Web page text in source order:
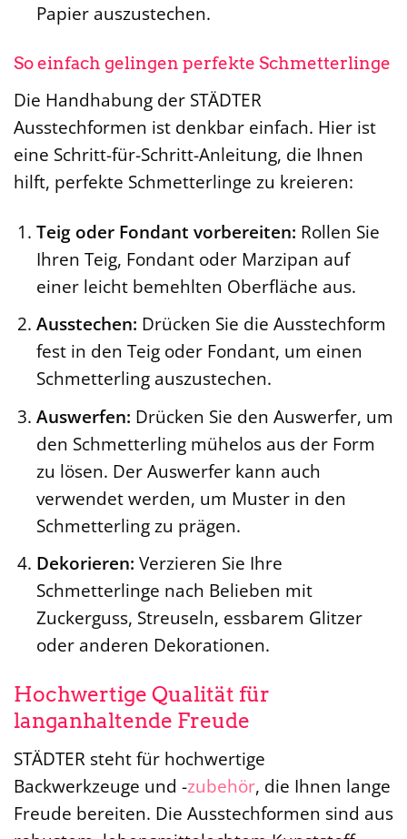
Papier auszustechen.
So einfach gelingen perfekte Schmetterlinge
Die Handhabung der STÄDTER
Ausstechformen ist denkbar einfach. Hier ist
eine Schritt-für-Schritt-Anleitung, die Ihnen
hilft, perfekte Schmetterlinge zu kreieren:
Teig oder Fondant vorbereiten: Rollen Sie
Ihren Teig, Fondant oder Marzipan auf
einer leicht bemehlten Oberfläche aus.
Ausstechen: Drücken Sie die Ausstechform
fest in den Teig oder Fondant, um einen
Schmetterling auszustechen.
Auswerfen: Drücken Sie den Auswerfer, um
den Schmetterling mühelos aus der Form
zu lösen. Der Auswerfer kann auch
verwendet werden, um Muster in den
Schmetterling zu prägen.
Dekorieren: Verzieren Sie Ihre
Schmetterlinge nach Belieben mit
Zuckerguss, Streuseln, essbarem Glitzer
oder anderen Dekorationen.
Hochwertige Qualität für
langanhaltende Freude
STÄDTER steht für hochwertige
Backwerkzeuge und -zubehör, die Ihnen lange
Freude bereiten. Die Ausstechformen sind aus